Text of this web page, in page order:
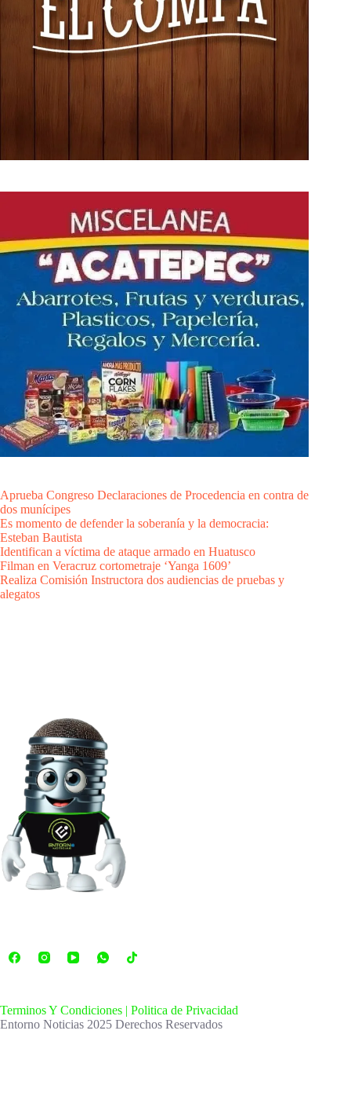
Aprueba Congreso Declaraciones de Procedencia en contra de
dos munícipes
Es momento de defender la soberanía y la democracia:
Esteban Bautista
Identifican a víctima de ataque armado en Huatusco
Filman en Veracruz cortometraje ‘Yanga 1609’
Realiza Comisión Instructora dos audiencias de pruebas y
alegatos
Terminos Y Condiciones | Politica de Privacidad
Entorno Noticias 2025 Derechos Reservados